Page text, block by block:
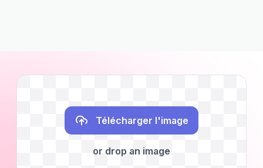
Télécharger l'image
or drop an image